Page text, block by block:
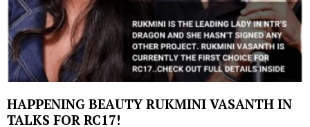
HAPPENING BEAUTY RUKMINI VASANTH IN
TALKS FOR RC17!